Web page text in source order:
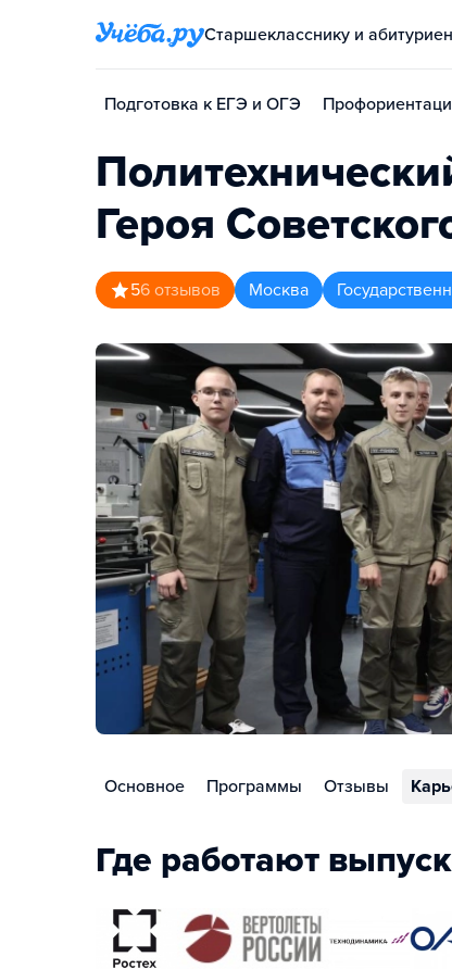
Старшекласснику и
Подготовка к ЕГЭ и ОГЭ
Героя
56 отзывов Москва
Основное Программы Отзывы
Где работают